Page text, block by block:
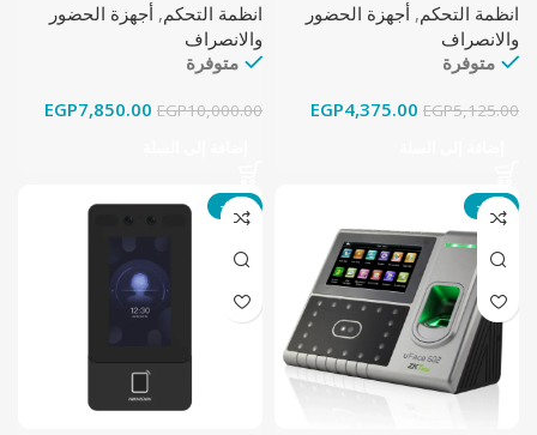
انظمة التحكم, أجهزة الحضور
والانصراف
متوفرة
EGP5,125.00
EGP4,375.00
انظمة التحكم, أجهزة الحضور
والانصراف
متوفرة
EGP10,000.00
EGP7,850.00
-12%
-13%